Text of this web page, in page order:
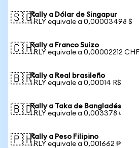
🇸🇬Rally a Dólar de Singapur
1 RLY equivale a 0,00003498 $
🇨🇭Rally a Franco Suizo
1 RLY equivale a 0,00002212 CHF
🇧🇷Rally a Real brasileño
1 RLY equivale a 0,00014 R$
🇧🇩Rally a Taka de Bangladés
1 RLY equivale a 0,003378 ৳
🇵🇭Rally a Peso Filipino
1 RLY equivale a 0,001662 ₱